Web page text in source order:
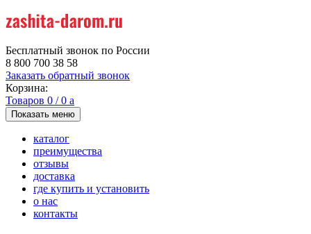
Бесплатный звонок по России
8 800 700 38 58
Заказать обратный звонок
Корзина:
Товаров 0 /0 a
Показать меню
каталог
преимущества
отзывы
доставка
где купить и установить
о нас
контакты